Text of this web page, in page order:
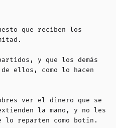
que reciben los
y que los demás
ellos, como lo hacen
ver el dinero que se
la mano, y no les
reparten como botín.